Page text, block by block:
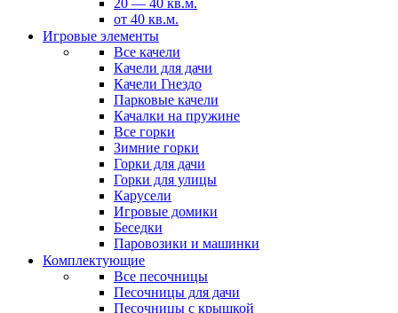
20 — 40 кв.м.
от 40 кв.м.
Игровые элементы
Все качели
Качели для дачи
Качели Гнездо
Парковые качели
Качалки на пружине
Все горки
Зимние горки
Горки для дачи
Горки для улицы
Карусели
Игровые домики
Беседки
Паровозики и машинки
Комплектующие
Все песочницы
Песочницы для дачи
Песочницы с крышкой